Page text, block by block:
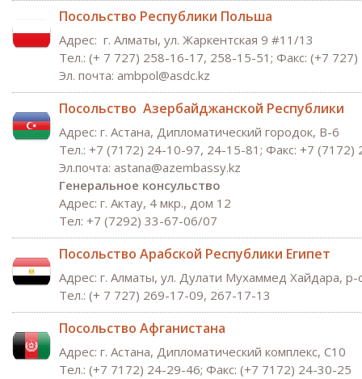
Посольство Республики Польша
Адрес: г. Алматы, ул. Жаркентская 9 #11/13
Тел.: (+ 7 727) 258-16-17, 258-15-51; Факс: (+7
Эл. почта: ambpol@asdc.kz
Посольство Азербайджанской Республики
Адрес: г. Астана, Дипломатический городок, В-6
Тел.: +7 (7172) 24-10-97, 24-15-81; Факс: +7 (7172)
Эл.почта: astana@azembassy.kz
Генеральное консульство
Адрес: г. Актау, 4 мкр., дом 12
Tел: +7 (7292) 33-67-06/07
Посольство Арабской Республики Египет
Адрес: г. Алматы, ул. Дулати Мухаммед Хайдара,
Тел.: (+ 7 727) 269-17-09, 267-17-13
Посольство Афганистана
Адрес: г. Астана, Дипломатический комплекс, С10
Тел.: (+7 7172) 24-29-46; Факс: (+7 7172) 24-30-25